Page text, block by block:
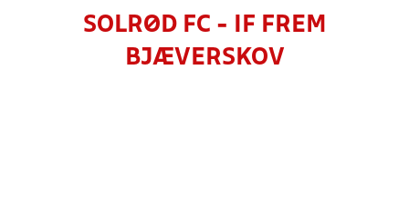
SOLRØD FC - IF FREM
BJÆVERSKOV